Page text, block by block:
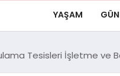
YAŞAM
Tesisleri İşletme ve